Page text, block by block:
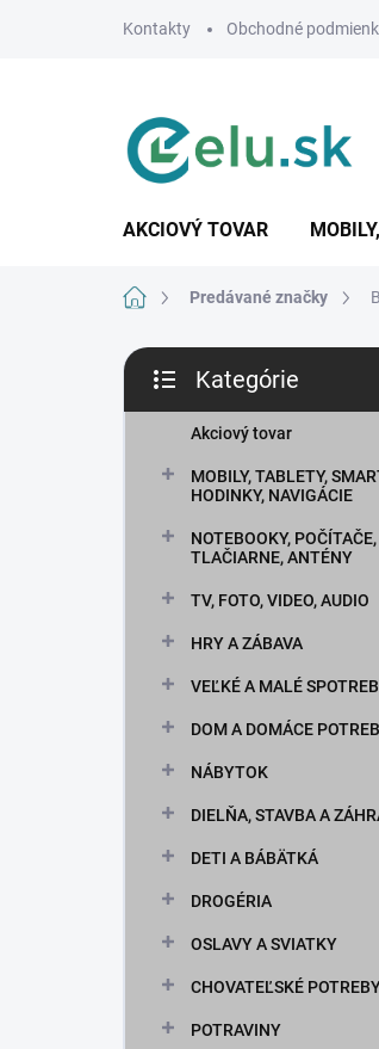
Kontakty Obchodné
AKCIOVÝ TOVAR
DomovPredávané značky
B
č
kategórie
Kategórie
Akciový tovar
MOBILY, TABLETY,
HODINKY, NAVIGÁCIE
NOTEBOOKY, POČÍTAČE,
TLAČIARNE, ANTÉNY
TV, FOTO, VIDEO, AUDIO
HRY A ZÁBAVA
VEĽKÉ A MALÉ
DOM A DOMÁCE
NÁBYTOK
DIELŇA, STAVBA A
DETI A BÁBÄTKÁ
DROGÉRIA
OSLAVY A SVIATKY
CHOVATEĽSKÉ
POTRAVINY